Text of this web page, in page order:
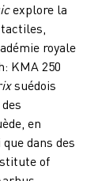
explore la
royale
KMA 250
suédois
en
dans des
of